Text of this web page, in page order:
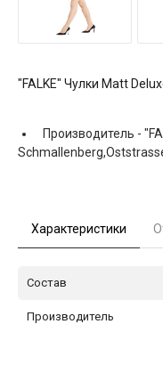
"FALKE" Чулки Matt
Производитель -
Характеристики
Состав
Производитель